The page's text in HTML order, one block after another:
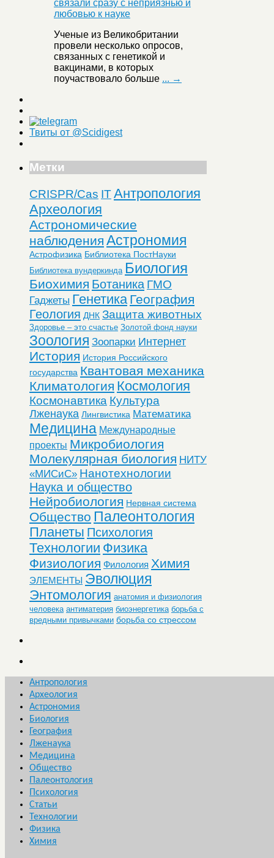
Ученые из Великобритании
провели несколько опросов,
связанных с генетикой и
вакцинами, в которых
поучаствовало больше ... →
Твиты от @Scidigest
Метки
CRISPR/Cas ITАнтропология
Археология
Астрономические
наблюдения Астрономия
Астрофизика Библиотека ПостНауки
Библиотека вундеркинда Биология
Биохимия Ботаника ГМО
Гаджеты Генетика География
Геология ДНК Защита животных
Здоровье – это счастье Золотой фонд науки
Зоология Зоопарки Интернет
История История Российского
государства Квантовая механика
Климатология Космология
Космонавтика Культура
Лженаука Лингвистика Математика
Медицина Международные
проекты Микробиология
Молекулярная биология НИТУ
«МИСиС» Нанотехнологии
Наука и общество
Нейробиология Нервная система
Общество Палеонтология
Планеты Психология
Технологии Физика
Физиология Филология Химия
ЭЛЕМЕНТЫ Эволюция
Энтомология анатомия и физиология
человека антиматерия биоэнергетика борьба с
вредными привычками борьба со стрессом
Антропология
Археология
Астрономия
Биология
География
Лженаука
Медицина
Общество
Палеонтология
Психология
Статьи
Технологии
Физика
Химия